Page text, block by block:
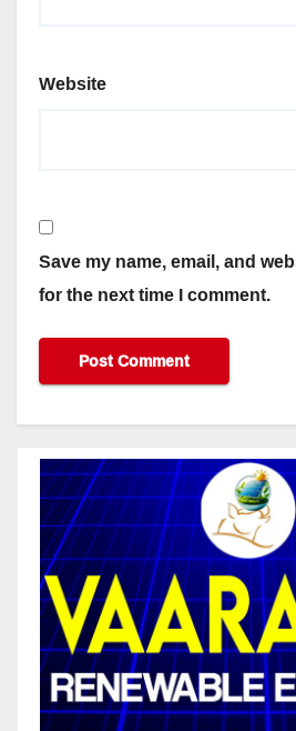
Website
Save my name, email, and
for the next time I comment.